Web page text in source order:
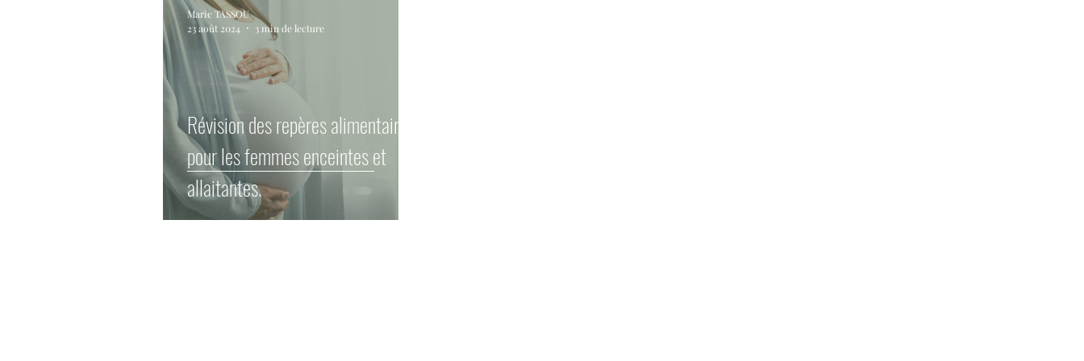
Révision des repères alimentaires
pour les femmes enceintes et
allaitantes.
Marie TASSOU
23 août 2024
3 min de lecture